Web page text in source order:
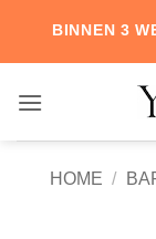
content
BINNEN 3
HOME /